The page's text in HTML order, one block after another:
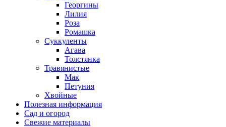
Георгины
Лилия
Роза
Ромашка
Суккуленты
Агава
Толстянка
Травянистые
Мак
Петуния
Хвойные
Полезная информация
Сад и огород
Свежие материалы